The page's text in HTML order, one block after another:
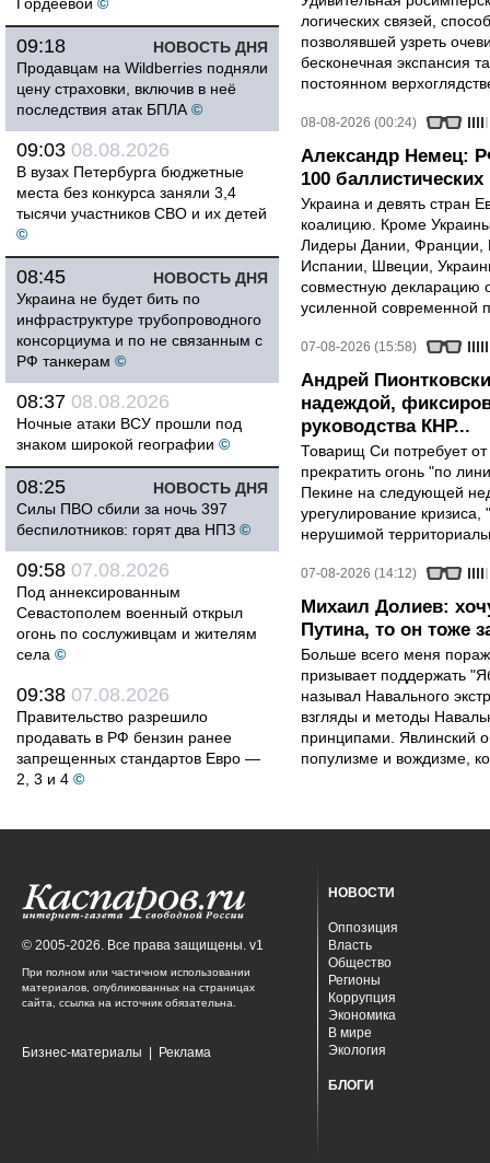
НОВОСТЬ ДНЯ
09:18
Продавцам на Wildberries подняли
цену страховки, включив в неё
последствия атак БПЛА ©
09:03 08.08.2026
В вузах Петербурга бюджетные
места без конкурса заняли 3,4
тысячи участников СВО и их детей
©
НОВОСТЬ ДНЯ
08:45
Украина не будет бить по
инфраструктуре трубопроводного
консорциума и по не связанным с
РФ танкерам ©
08:37 08.08.2026
Ночные атаки ВСУ прошли под
знаком широкой географии ©
НОВОСТЬ ДНЯ
08:25
Силы ПВО сбили за ночь 397
беспилотников: горят два НПЗ ©
09:58 07.08.2026
Под аннексированным
Севастополем военный открыл
огонь по сослуживцам и жителям
села ©
09:38 07.08.2026
Правительство разрешило
продавать в РФ бензин ранее
запрещенных стандартов Евро —
2, 3 и 4 ©
логических связей,
позволявшей узреть
бесконечная экспансия
постоянном
08-08-2026 (00:24)
Александр Немец:
100 баллистических
Украина и девять стран
коалицию. Кроме
Лидеры Дании, Франции,
Испании, Швеции,
совместную декларацию
усиленной современной
07-08-2026 (15:58)
Андрей
надеждой,
руководства КНР...
Товарищ Си потребует
прекратить огонь "по
Пекине на следующей
урегулирование
нерушимой
07-08-2026 (14:12)
Михаил Долиев:
Путина, то он тоже
Больше всего меня
призывает поддержать
называл Навального
взгляды и методы
принципами. Явлинский
популизме и вождизме,
© 2005-2026. Все права защищены. v1
При полном или частичном использовании
материалов, опубликованных на страницах
сайта, ссылка на источник обязательна.
Бизнес-материалы Реклама
НОВОСТИ
Оппозиция
Власть
Общество
Регионы
Коррупция
Экономика
В мире
Экология
БЛОГИ